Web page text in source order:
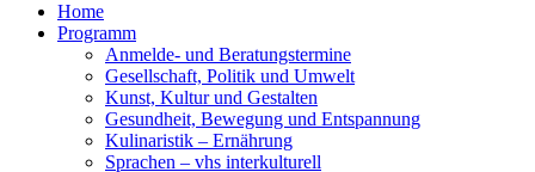
Home
Programm
Anmelde- und Beratungstermine
Gesellschaft, Politik und Umwelt
Kunst, Kultur und Gestalten
Gesundheit, Bewegung und Entspannung
Kulinaristik – Ernährung
Sprachen – vhs interkulturell